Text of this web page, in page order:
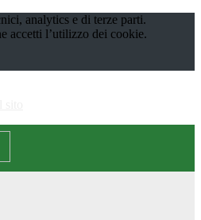
analytics e di terze parti.
accetti l’utilizzo dei cookie.